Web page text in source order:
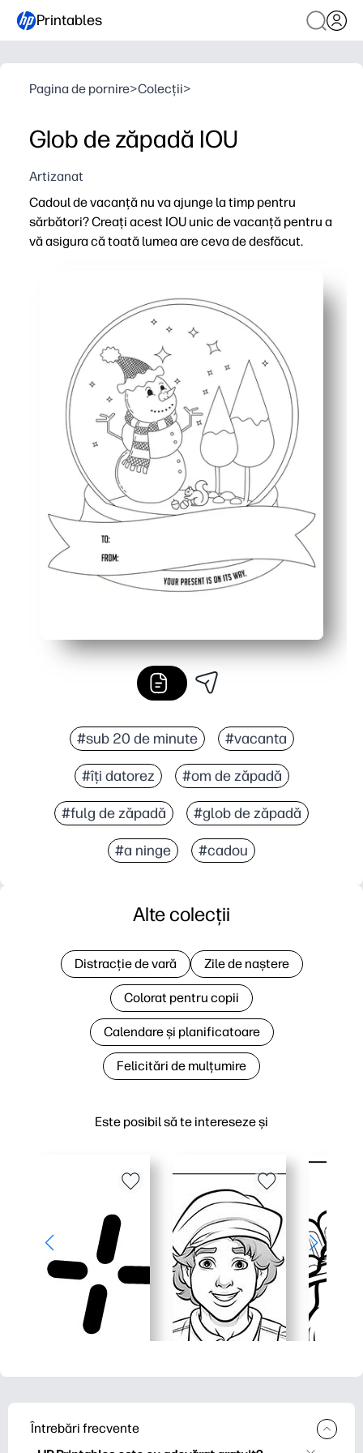
Printables
Pagina de pornire>Colecții>
Glob de zăpadă IOU
Artizanat
Cadoul de vacanță nu va ajunge la timp pentru
sărbători? Creați acest IOU unic de vacanță pentru a
vă asigura că toată lumea are ceva de desfăcut.
Copiii pot colora globul de zăpadă - un mod creativ de
Spațiu pentru a scrie ce este pe drum și o dată de
Se pune într-o carte sau în ciorap - simplu de înfășurat
#sub 20 de minute #vacanta
#îți datorez #om de zăpadă
#fulg de zăpadă #glob de zăpadă
#a ninge #cadou
Este posibil să te intereseze și
Alte colecții
Distracție de vară Zile de naștere
Colorat pentru copii
Calendare și planificatoare
Felicitări de mulțumire
Întrebări frecvente